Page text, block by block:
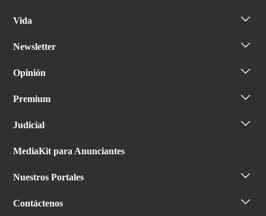
Vida
Newsletter
Opinión
Premium
Judicial
MediaKit para Anunciantes
Nuestros Portales
Contáctenos